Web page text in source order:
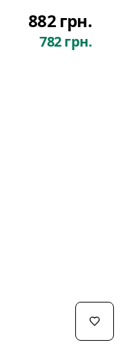
882 грн.
782 грн.